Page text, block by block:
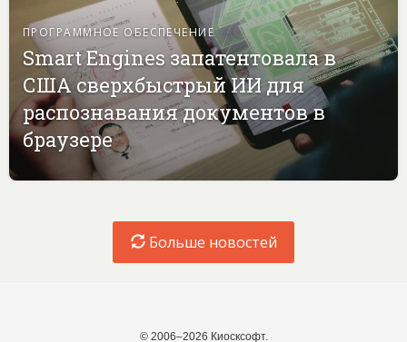
ПРОГРАММНОЕ ОБЕСПЕЧЕНИЕ
Smart Engines запатентовала в
США сверхбыстрый ИИ для
распознавания документов в
браузере
Больше новостей
© 2006–2026 Киосксофт.